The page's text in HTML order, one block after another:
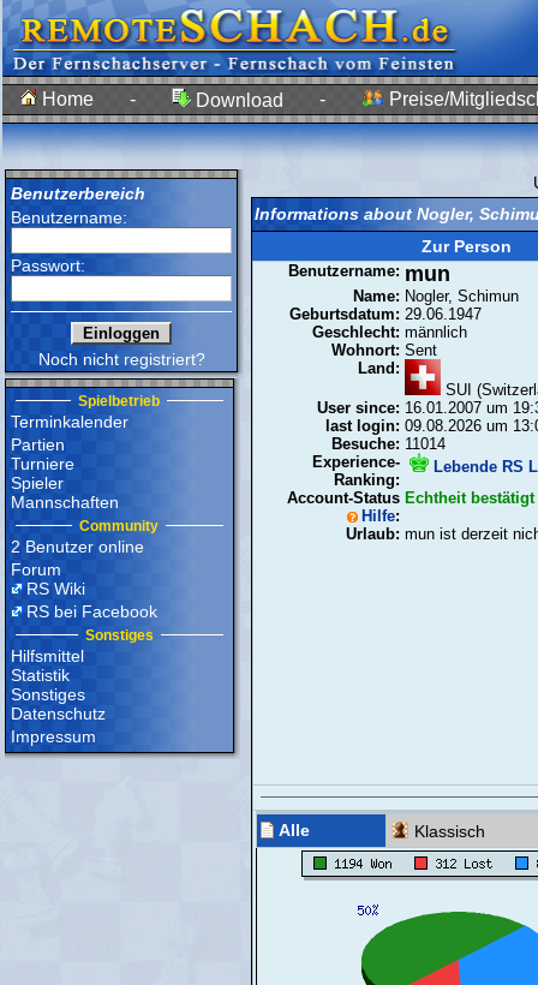
Home - Download - Preise/
Benutzerbereich
Benutzername:
Passwort:
Noch nicht registriert?
Spielbetrieb
Terminkalender
Partien
Turniere
Spieler
Mannschaften
Community
2 Benutzer online
Forum
RS Wiki
RS bei Facebook
Sonstiges
Hilfsmittel
Statistik
Sonstiges
Datenschutz
Impressum
Informations about Nogler,
Zur Person
Benutzername: mun
Name: Nogler, Schimun
Geburtsdatum: 29.06.1947
Geschlecht: männlich
Wohnort: Sent
Land:
SUI
User since: 16.01.2007 um
last login: 09.08.2026 um
Besuche: 11014
Experience-
Ranking:
Lebende RS
Account-Status
Hilfe:
Echtheit bestätigt
Urlaub: mun ist derzeit
Alle Klassisch